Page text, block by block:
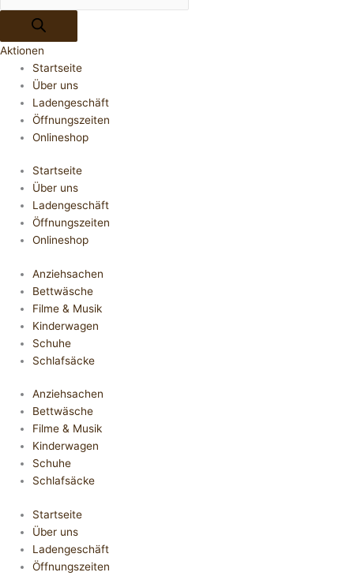
Aktionen
Startseite
Über uns
Ladengeschäft
Öffnungszeiten
Onlineshop
Startseite
Über uns
Ladengeschäft
Öffnungszeiten
Onlineshop
Anziehsachen
Bettwäsche
Filme & Musik
Kinderwagen
Schuhe
Schlafsäcke
Anziehsachen
Bettwäsche
Filme & Musik
Kinderwagen
Schuhe
Schlafsäcke
Startseite
Über uns
Ladengeschäft
Öffnungszeiten